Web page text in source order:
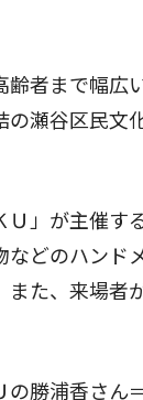
者まで幅広
の瀬谷区民文
」が主催す
などのハンド
また、来場者
勝浦香さん